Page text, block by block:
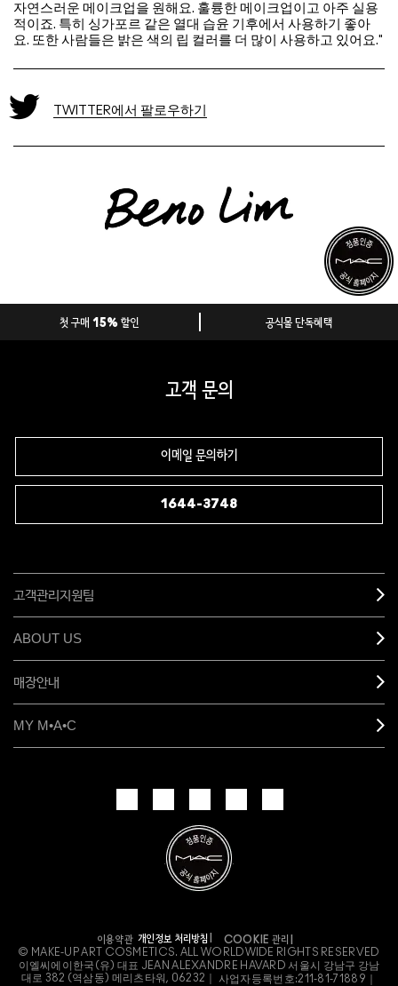
자연스러운 메이크업을 원해요. 훌륭한 메이크업이고 아주 실용
적이죠. 특히 싱가포르 같은 열대 습윤 기후에서 사용하기 좋아
요. 또한 사람들은 밝은 색의 립 컬러를 더 많이 사용하고 있어요."
TWITTER에서 팔로우하기
첫 구매 15% 할인 공식몰 단독혜택
고객 문의
이메일 문의하기
1644-3748
고객관리지원팀
ABOUT US
매장안내
MY M•A•C
이용약관 개인정보 처리방침
COOKIE 관리
© MAKE-UP ART COSMETICS. ALL WORLDWIDE RIGHTS RESERVED
이엘씨에이한국(유) 대표 JEAN ALEXANDRE HAVARD 서울시 강남구 강남
대로 382 (역삼동) 메리츠타워, 06232｜ 사업자등록번호:211-81-71889｜